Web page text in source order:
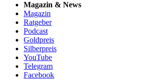
Magazin & News
Magazin
Ratgeber
Podcast
Goldpreis
Silberpreis
YouTube
Telegram
Facebook